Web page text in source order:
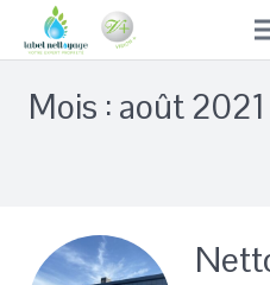
Mois : août 2021